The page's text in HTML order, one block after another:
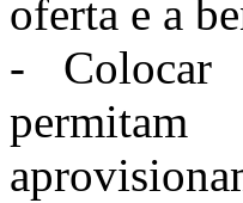
oferta e a
- Colocar